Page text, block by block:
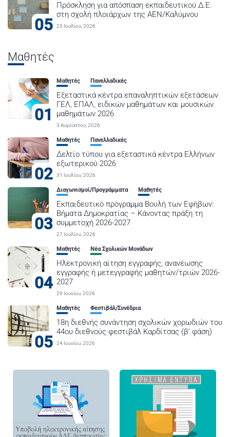
05
Πρόσκληση για απόσπαση εκπαιδευτικού Δ.Ε.
στη σχολή πλοιάρχων της ΑΕΝ/Καλύμνου
23 Ιουλίου, 2026
Μαθητές
01
Μαθητές Πανελλαδικές
Εξεταστικά κέντρα επαναληπτικών εξετάσεων
ΓΕΛ, ΕΠΑΛ, ειδικών μαθημάτων και μουσικών
μαθημάτων 2026
3 Αυγούστου, 2026
02
Μαθητές Πανελλαδικές
Δελτίο τύπου για εξεταστικά κέντρα Ελλήνων
εξωτερικού 2026
31 Ιουλίου, 2026
03
Διαγωνισμοί/Προγράμματα Μαθητές
Εκπαιδευτικό πρόγραμμα Βουλή των Εφήβων:
Βήματα Δημοκρατίας – Κάνοντας πράξη τη
συμμετοχή 2026-2027
27 Ιουλίου, 2026
04
Μαθητές Νέα Σχολικών Μονάδων
Ηλεκτρονική αίτηση εγγραφής, ανανέωσης
εγγραφής ή μετεγγραφής μαθητών/τριών 2026-
2027
29 Ιουνίου, 2026
05
Μαθητές Φεστιβάλ/Συνέδρια
18η διεθνής συνάντηση σχολικών χορωδιών του
44ου διεθνούς φεστιβάλ Καρδίτσας (β’ φάση)
24 Ιουνίου, 2026